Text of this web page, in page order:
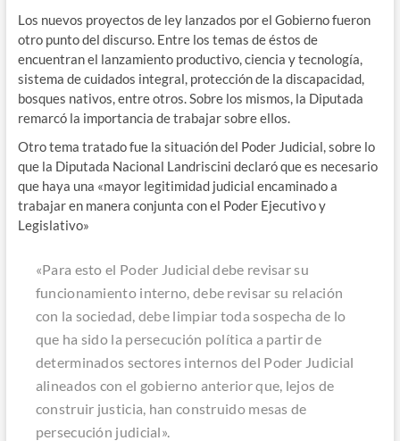
Los nuevos proyectos de ley lanzados por el Gobierno fueron
otro punto del discurso. Entre los temas de éstos de
encuentran el lanzamiento productivo, ciencia y tecnología,
sistema de cuidados integral, protección de la discapacidad,
bosques nativos, entre otros. Sobre los mismos, la Diputada
remarcó la importancia de trabajar sobre ellos.
Otro tema tratado fue la situación del Poder Judicial, sobre lo
que la Diputada Nacional Landriscini declaró que es necesario
que haya una «mayor legitimidad judicial encaminado a
trabajar en manera conjunta con el Poder Ejecutivo y
Legislativo»
«Para esto el Poder Judicial debe revisar su
funcionamiento interno, debe revisar su relación
con la sociedad, debe limpiar toda sospecha de lo
que ha sido la persecución política a partir de
determinados sectores internos del Poder Judicial
alineados con el gobierno anterior que, lejos de
construir justicia, han construido mesas de
persecución judicial».